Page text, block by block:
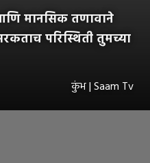
मानसिक तणावाने
परिस्थिती तुमच्या
कुंभ | Saam Tv